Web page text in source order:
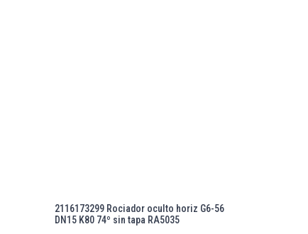
2116173299 Rociador oculto horiz G6-56
DN15 K80 74º sin tapa RA5035